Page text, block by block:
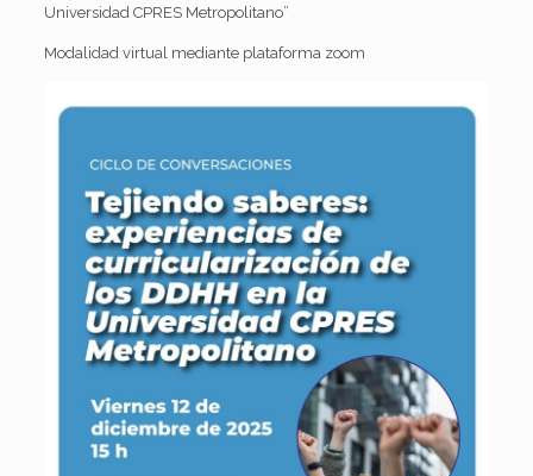
Universidad CPRES Metropolitano”
Modalidad virtual mediante plataforma zoom